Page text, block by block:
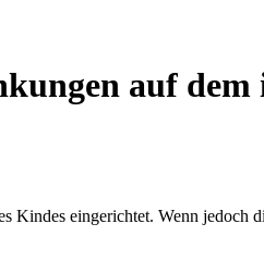
auf dem
eingerichtet. Wenn jedoch